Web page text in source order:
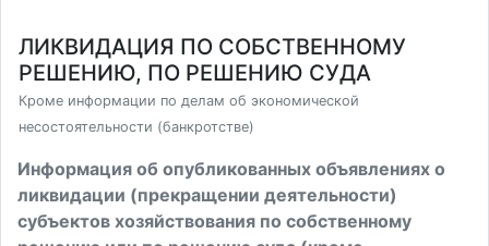
ЛИКВИДАЦИЯ ПО СОБСТВЕННОМУ
РЕШЕНИЮ, ПО РЕШЕНИЮ СУДА
Кроме информации по делам об экономической
несостоятельности (банкротстве)
Информация об опубликованных объявлениях о
ликвидации (прекращении деятельности)
субъектов хозяйствования по собственному